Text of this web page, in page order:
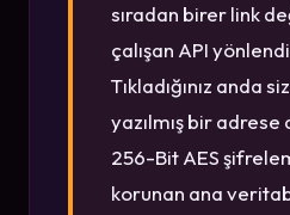
sıradan birer link
çalışan API
Tıkladığınız anda
yazılmış bir
256-Bit AES
korunan ana